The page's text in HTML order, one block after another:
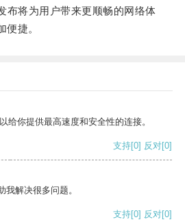
将为用户带来更顺畅的网络体
便捷。
给你提供最高速度和安全性的连接。
支持[0] 反对[0]
解决很多问题。
支持[0] 反对[0]